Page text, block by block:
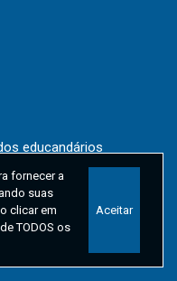
fornecer a
suas
clicar em
TODOS os
Aceitar
educandários